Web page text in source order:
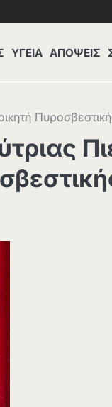
ΥΓΕΙΑ ΑΠΟΨΕΙΣ